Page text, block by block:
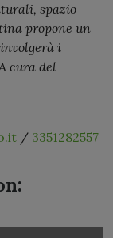
spazio
propone un
i
cura del
/ 3351282557